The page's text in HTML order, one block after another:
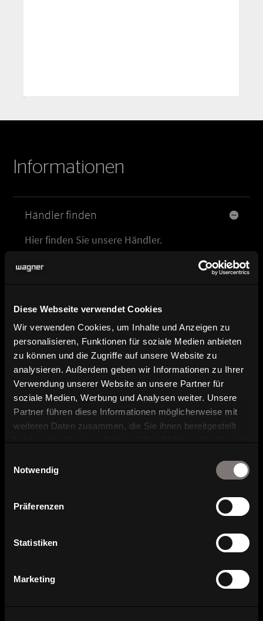
Diese Webseite verwendet Cookies
Wir verwenden Cookies, um Inhalte und Anzeigen zu
personalisieren, Funktionen für soziale Medien anbieten
zu können und die Zugriffe auf unsere Website zu
analysieren. Außerdem geben wir Informationen zu Ihrer
Verwendung unserer Website an unsere Partner für
soziale Medien, Werbung und Analysen weiter. Unsere
Partner führen diese Informationen möglicherweise mit
weiteren Daten zusammen, die Sie ihnen bereitgestellt
Notwendig
Präferenzen
Statistiken
Marketing
Informationen
Händler finden
Hier finden Sie unsere Händler.
Broschüre und Katalog Download
Kontakt und Ansprechpartner